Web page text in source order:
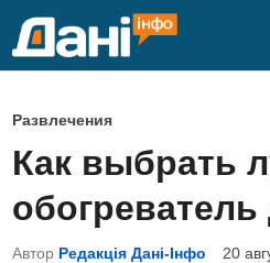
О
п
у
б
Развлечения
Как выбрать
Автор Редакція Дані-Інфо 20